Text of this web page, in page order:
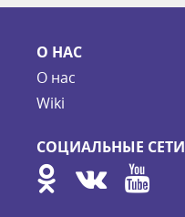
О НАС
О нас
Wiki
СОЦИАЛЬНЫЕ СЕТИ